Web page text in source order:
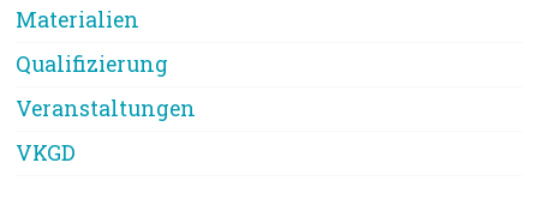
Materialien
Qualifizierung
Veranstaltungen
VKGD